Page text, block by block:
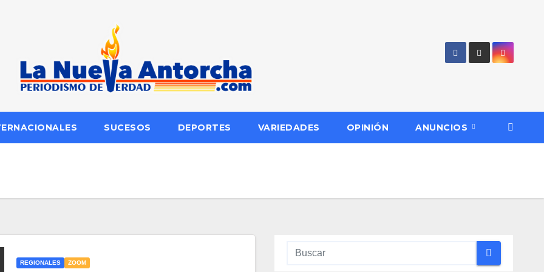
SUCESOS DEPORTES VARIEDADES OPINIÓN ANUNCIOS
REGIONALES ZOOM